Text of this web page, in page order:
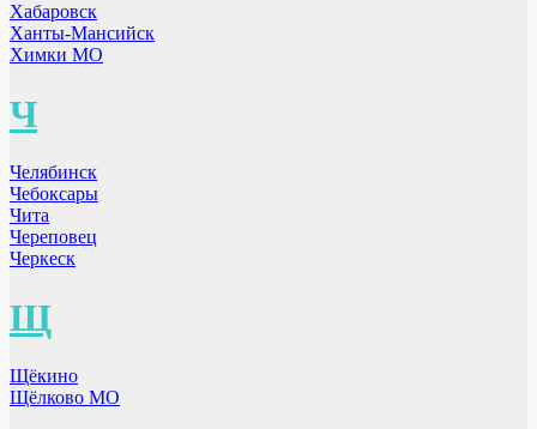
Хабаровск
Ханты-Мансийск
Химки МО
Ч
Челябинск
Чебоксары
Чита
Череповец
Черкеск
Щ
Щёкино
Щёлково МО